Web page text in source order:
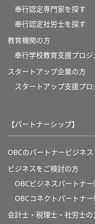
奉行認定専門家を探す
奉行認定社労士を探す
教育機関の方
奉⾏学校教育⽀援プロジ
スタートアップ企業の方
スタートアップ支援プロ
【パートナーシップ】
OBCのパートナービジネス
ビジネスをご検討の方
OBCビジネスパートナー
OBCコネクトパートナー
会計士・税理士・社労士の